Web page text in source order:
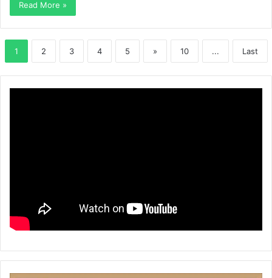
Read More »
1 2 3 4 5 » 10 ... Last